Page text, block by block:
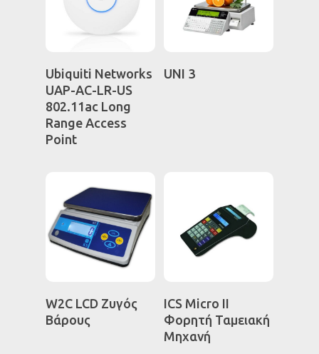
Διαβάστε
Περισσότερα
Ubiquiti Networks
UAP-AC-LR-US
802.11ac Long
Range Access
Point
UNI 3
Διαβάστε
Περισσότερα
W2C LCD Ζυγός
Βάρους
Διαβάστε
Περισσότερα
ICS Micro II
Φορητή Ταμειακή
Μηχανή
Η ΕΤΑΙΡΕΙΑ
ΚΑΤΑΣΤΗΜΑ
Ζυγαριές
Software